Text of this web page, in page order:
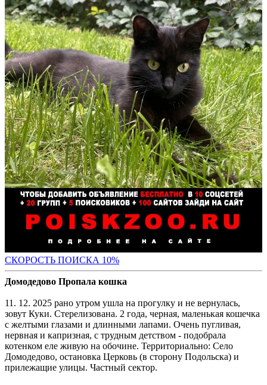
СКОРОСТЬ ПОИСКА 10%
Домодедово Пропала кошка
11. 12. 2025 рано утром ушла на прогулку и не вернулась,
зовут Куки. Стерелизована. 2 года, черная, маленькая кошечка
с желтыми глазами и длинными лапами. Очень пугливая,
нервная и капризная, с трудным детством - подобрала
котенком еле живую на обочине. Территориально: Село
Домодедово, остановка Церковь (в сторону Подольска) и
прилежащие улицы. Частный сектор.